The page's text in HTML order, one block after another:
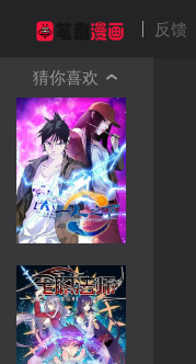
反馈
猜你喜欢 